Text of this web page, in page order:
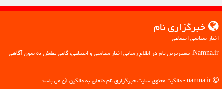
خبرگزاری نام
اخبار سیاسی اجتماعی
Namna.ir: معتبرترین نام در اطلاع رسانی اخبار سیاسی و اجتماعی، گامی مطمئن به سوی آگاهی